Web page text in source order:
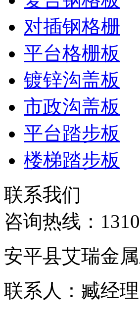
对插钢格栅
平台格栅板
镀锌沟盖板
市政沟盖板
平台踏步板
楼梯踏步板
联系我们
咨询热线：
安平县艾瑞金
联系人：臧经理